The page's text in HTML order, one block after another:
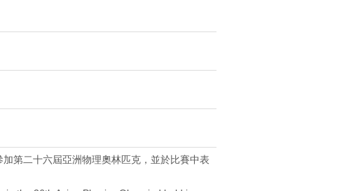
第二十六屆亞洲物理奧林匹克，並於比賽中表